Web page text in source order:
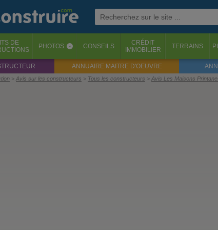
DE
PHOTOS ‹ CONSEILS
CRÉDIT
IMMOBILIER
TERRAINS
ANNUAIRE MAITRE D'OEUVRE
Avis sur les constructeurs Tous les constructeurs Avis Les Maisons